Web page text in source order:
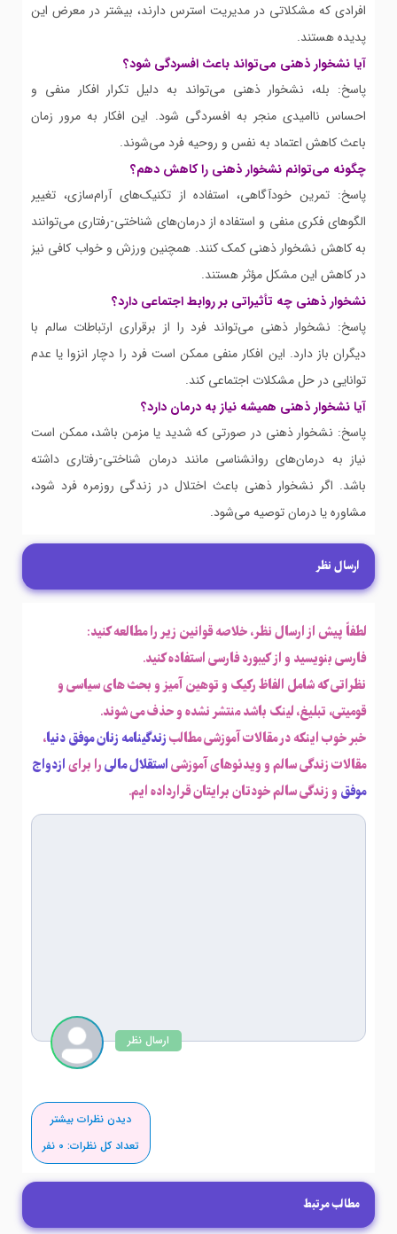
افرادی که مشکلاتی در مدیریت استرس دارند، بیشتر در معرض این
پدیده هستند.
آیا نشخوار ذهنی می‌تواند باعث افسردگی شود؟
پاسخ: بله، نشخوار ذهنی می‌تواند به دلیل تکرار افکار منفی و
احساس ناامیدی منجر به افسردگی شود. این افکار به مرور زمان
باعث کاهش اعتماد به نفس و روحیه فرد می‌شوند.
چگونه می‌توانم نشخوار ذهنی را کاهش دهم؟
پاسخ: تمرین خودآگاهی، استفاده از تکنیک‌های آرام‌سازی، تغییر
الگوهای فکری منفی و استفاده از درمان‌های شناختی-رفتاری می‌توانند
به کاهش نشخوار ذهنی کمک کنند. همچنین ورزش و خواب کافی نیز
در کاهش این مشکل مؤثر هستند.
نشخوار ذهنی چه تأثیراتی بر روابط اجتماعی دارد؟
پاسخ: نشخوار ذهنی می‌تواند فرد را از برقراری ارتباطات سالم با
دیگران باز دارد. این افکار منفی ممکن است فرد را دچار انزوا یا عدم
توانایی در حل مشکلات اجتماعی کند.
آیا نشخوار ذهنی همیشه نیاز به درمان دارد؟
پاسخ: نشخوار ذهنی در صورتی که شدید یا مزمن باشد، ممکن است
نیاز به درمان‌های روانشناسی مانند درمان شناختی-رفتاری داشته
باشد. اگر نشخوار ذهنی باعث اختلال در زندگی روزمره فرد شود،
مشاوره یا درمان توصیه می‌شود.
ارسال نظر
لطفاً پیش از ارسال نظر، خلاصه قوانین زیر را مطالعه کنید:
فارسی بنویسید و از کیبورد فارسی استفاده کنید.
نظراتی که شامل الفاظ رکیک و توهین آمیز و بحث های سیاسی و
قومیتی، تبلیغ، لینک باشد منتشر نشده و حذف می شوند.
خبر خوب اینکه در مقالات آموزشی مطالبزندگینامه زنان موفق دنیا،
مقالات زندگی سالم و ویدئوهای آموزشیاستقلال مالیرا برایازدواج
موفق و زندگی سالم خودتان برایتان قرارداده ایم.
ارسال نظر
دیدن نظرات بیشتر
تعداد کل نظرات: 0 نفر
مطالب مرتبط